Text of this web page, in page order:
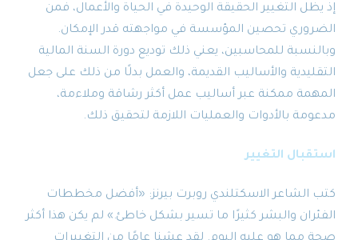
إذ يظل التغيير الحقيقة الوحيدة في الحياة والأعمال، فمن
الضروري تحصين المؤسسة في مواجهته قدر الإمكان.
وبالنسبة للمحاسبين، يعني ذلك توديع دورة السنة المالية
التقليدية والأساليب القديمة، والعمل بدلًا من ذلك على جعل
المهمة ممكنة عبر أساليب عمل أكثر رشاقة وملاءمة،
مدعومة بالأدوات والعمليات اللازمة لتحقيق ذلك.
استقبال التغيير
كتب الشاعر الاسكتلندي روبرت بيرنز: «أفضل مخططات
الفئران والبشر كثيرًا ما تسير بشكل خاطئ.» لم يكن هذا أكثر